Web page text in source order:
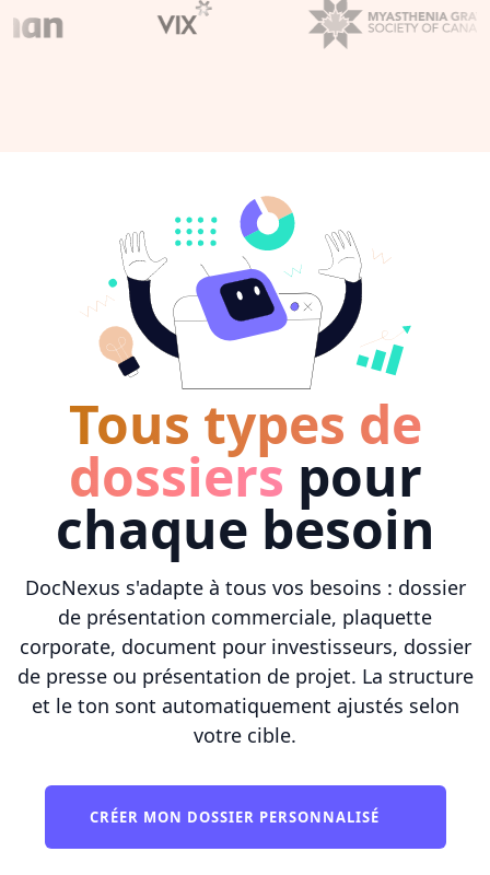
Tous types de
dossiers pour
chaque besoin
DocNexus s'adapte à tous vos besoins : dossier
de présentation commerciale, plaquette
corporate, document pour investisseurs, dossier
de presse ou présentation de projet. La structure
et le ton sont automatiquement ajustés selon
votre cible.
CRÉER MON DOSSIER PERSONNALISÉ